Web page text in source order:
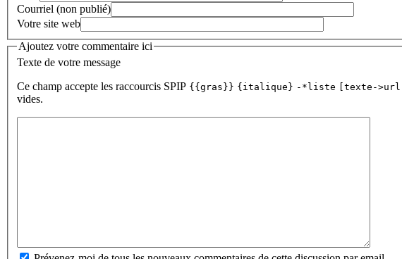
Courriel (non publié)
Votre site web
Ajoutez votre commentaire ici
Texte de votre message
Ce champ accepte les raccourcis SPIP {{gras}} {italique} -*liste [texte->url]
vides.